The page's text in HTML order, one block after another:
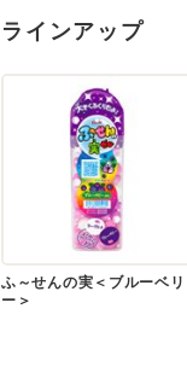
ラインアップ
ふ～せんの実＜ブルーベリ
ー＞